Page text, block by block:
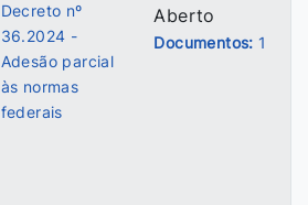
Decreto nº
36.2024 -
Adesão parcial
às normas
federais
Aberto
Documentos: 1